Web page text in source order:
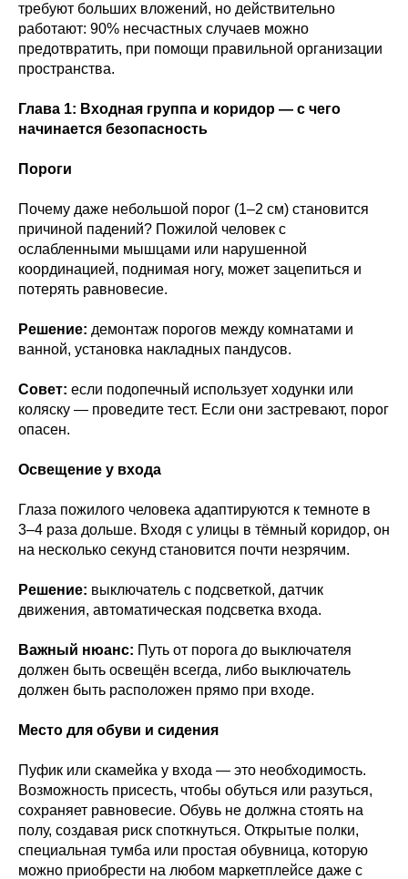
требуют больших вложений, но действительно
работают: 90% несчастных случаев можно
предотвратить, при помощи правильной организации
пространства.
Глава 1: Входная группа и коридор — с чего
начинается безопасность
Пороги
Почему даже небольшой порог (1–2 см) становится
причиной падений? Пожилой человек с
ослабленными мышцами или нарушенной
координацией, поднимая ногу, может зацепиться и
потерять равновесие.
Решение: демонтаж порогов между комнатами и
ванной, установка накладных пандусов.
Совет: если подопечный использует ходунки или
коляску — проведите тест. Если они застревают, порог
опасен.
Освещение у входа
Глаза пожилого человека адаптируются к темноте в
3–4 раза дольше. Входя с улицы в тёмный коридор, он
на несколько секунд становится почти незрячим.
Решение: выключатель с подсветкой, датчик
движения, автоматическая подсветка входа.
Важный нюанс: Путь от порога до выключателя
должен быть освещён всегда, либо выключатель
должен быть расположен прямо при входе.
Место для обуви и сидения
Пуфик или скамейка у входа — это необходимость.
Возможность присесть, чтобы обуться или разуться,
сохраняет равновесие. Обувь не должна стоять на
полу, создавая риск споткнуться. Открытые полки,
специальная тумба или простая обувница, которую
можно приобрести на любом маркетплейсе даже с